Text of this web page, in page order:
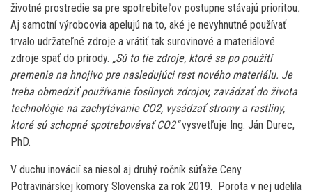
životné prostredie sa pre spotrebiteľov postupne stávajú prioritou.
Aj samotní výrobcovia apelujú na to, aké je nevyhnutné používať
trvalo udržateľné zdroje a vrátiť tak surovinové a materiálové
zdroje späť do prírody. „Sú to tie zdroje, ktoré sa po použití
premenia na hnojivo pre nasledujúci rast nového materiálu. Je
treba obmedziť používanie fosílnych zdrojov, zavádzať do života
technológie na zachytávanie CO2, vysádzať stromy a rastliny,
ktoré sú schopné spotrebovávať CO2“vysvetľuje Ing. Ján Durec,
PhD.
V duchu inovácií sa niesol aj druhý ročník súťaže Ceny
Potravinárskej komory Slovenska za rok 2019. Porota v nej udelila